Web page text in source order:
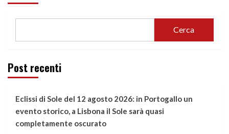
Cerca
Post recenti
Eclissi di Sole del 12 agosto 2026: in Portogallo un
evento storico, a Lisbona il Sole sarà quasi
completamente oscurato